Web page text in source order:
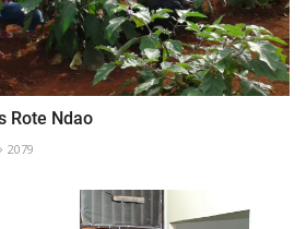
Rote Ndao
2079